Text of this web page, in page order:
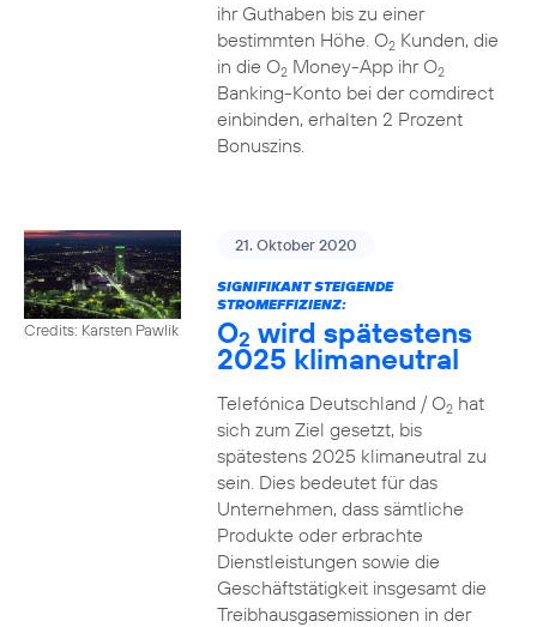
ihr Guthaben bis zu einer
bestimmten Höhe. O2Kunden, die
in die O2Money-App ihr O2
Banking-Konto bei der comdirect
einbinden, erhalten 2 Prozent
Bonuszins.
Credits: Karsten Pawlik
21. Oktober 2020
SIGNIFIKANT STEIGENDE
STROMEFFIZIENZ:
O2 wird spätestens
2025 klimaneutral
Telefónica Deutschland / O2hat
sich zum Ziel gesetzt, bis
spätestens 2025 klimaneutral zu
sein. Dies bedeutet für das
Unternehmen, dass sämtliche
Produkte oder erbrachte
Dienstleistungen sowie die
Geschäftstätigkeit insgesamt die
Treibhausgasemissionen in der